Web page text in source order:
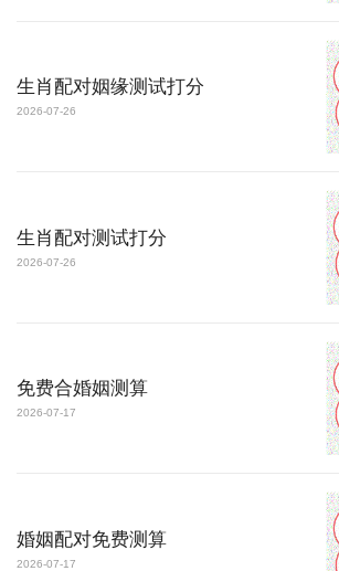
生肖配对姻缘测试打分
2026-07-26
生肖配对测试打分
2026-07-26
免费合婚姻测算
2026-07-17
婚姻配对免费测算
2026-07-17